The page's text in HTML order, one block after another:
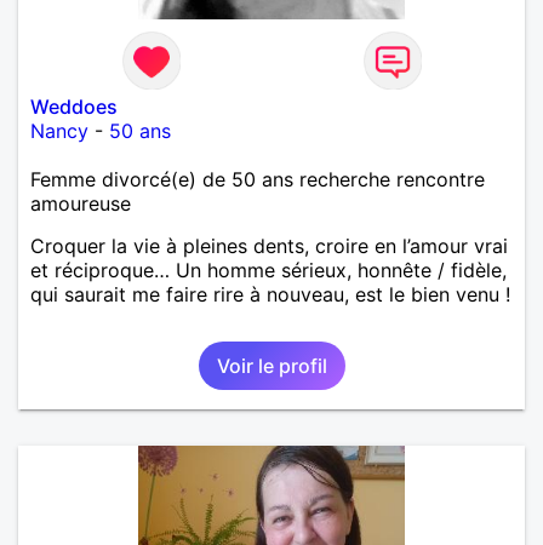
Weddoes
Nancy - 50 ans
Femme divorcé(e) de 50 ans recherche rencontre
amoureuse
Croquer la vie à pleines dents, croire en l’amour vrai
et réciproque… Un homme sérieux, honnête / fidèle,
qui saurait me faire rire à nouveau, est le bien venu !
Voir le profil